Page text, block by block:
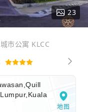
23
市公寓 KLCC
地图